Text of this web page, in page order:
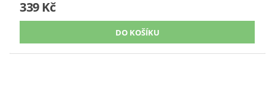
339 Kč